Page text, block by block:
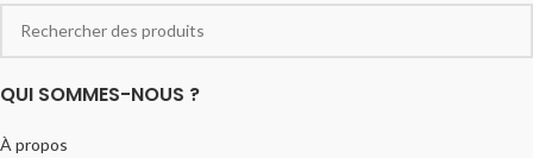
QUI SOMMES-NOUS ?
À propos